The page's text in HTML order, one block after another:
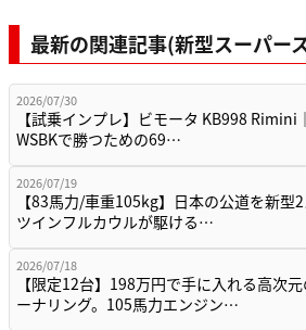
最新の関連記事(新型スーパー
2026/07/30
【試乗インプレ】ビモータ KB998 Rimini｜
WSBKで勝つための69…
2026/07/19
【83馬力/車重105kg】日本の公道を新型
ツインフルカウルが駆ける…
2026/07/18
【限定12台】198万円で手に入れる高次元
ーナリング。105馬力エンジン…